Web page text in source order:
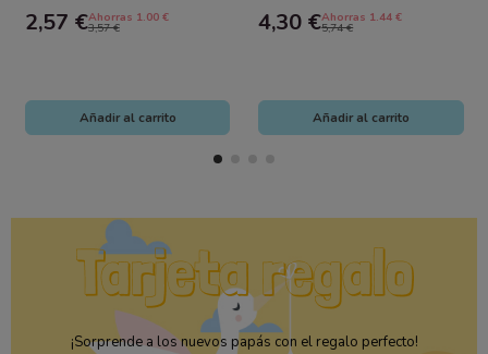
para Piel...
2,57 €Ahorras 1.00 €
3,57 €
Añadir al carrito
4,30 €Ahorras 1.44 €
5,74 €
Añadir al carrito
¡Sorprende a los nuevos papás con el regalo perfecto!